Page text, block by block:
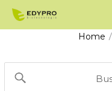
Home /